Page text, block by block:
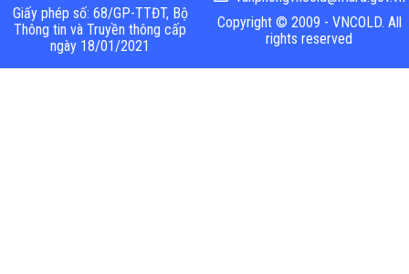
Giấy phép số: 68/GP-TTĐT, Bộ
Thông tin và Truyền thông cấp
ngày 18/01/2021
Copyright © 2009 - VNCOLD. All
rights reserved